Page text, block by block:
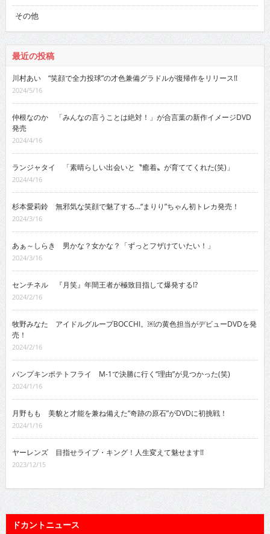
その他
最近の投稿
川村あい “笑顔で全力投球”の才色兼備グラドルが復帰作をリリース!!
2024/5/16
仲根なのか 「みんなの言うことは絶対！」が合言葉の新作イメージDVD
発売
2024/4/16
ランジャタイ 「素晴らしい出会いと〝癒着〟が育ててくれた(笑)」
2024/4/16
杉本愛莉鈴 無邪気な笑顔で魅了する…“まりり”ちゃん初トレカ発売！
2024/3/16
あぁ～しらき 男かな？女かな？「ずっとフザけていたい！」
2024/3/16
センチネル 『月笑』年間王者が極致目指して爆発する!?
2024/2/16
牧野みなた アイドルグループBOCCHI。￼の黄色担当がデビューDVDを発
売！
2024/2/16
パンプキンポテトフライ M-1で決勝に行く“理由”が見つかった(笑)
2024/1/16
月野もも 美貌と才能を兼ね備えた“奇跡の原石”がDVDに初挑戦！
2024/1/16
ヤーレンズ 目指せライブ・キング！人生変えて魅せます!!
2023/12/15
ドカントニュース